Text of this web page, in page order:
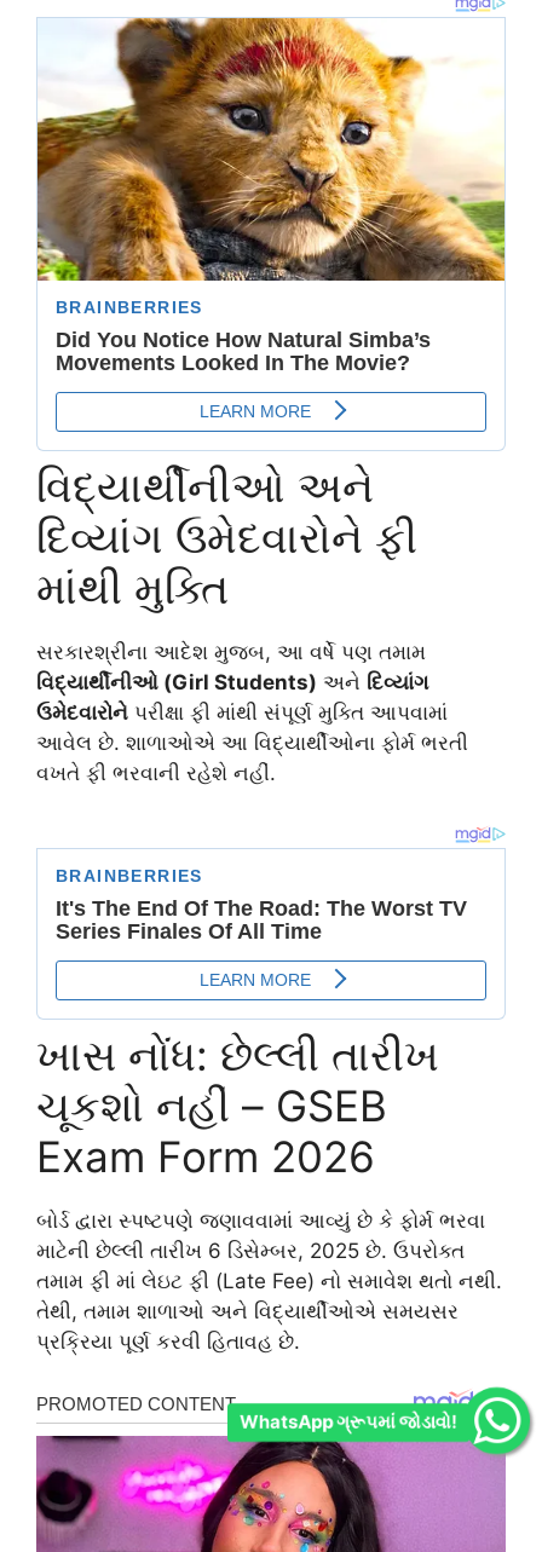
વિદ્યાર્થીનીઓ અને
દિવ્યાંગ ઉમેદવારોને ફી
માંથી મુક્તિ
સરકારશ્રીના આદેશ મુજબ, આ વર્ષે પણ તમામ
વિદ્યાર્થીનીઓ (Girl Students) અને દિવ્યાંગ
ઉમેદવારોને પરીક્ષા ફી માંથી સંપૂર્ણ મુક્તિ આપવામાં
આવેલ છે. શાળાઓએ આ વિદ્યાર્થીઓના ફોર્મ ભરતી
વખતે ફી ભરવાની રહેશે નહીં.
ખાસ નોંધ: છેલ્લી તારીખ
ચૂકશો નહીં – GSEB
Exam Form 2026
બોર્ડ દ્વારા સ્પષ્ટપણે જણાવવામાં આવ્યું છે કે ફોર્મ ભરવા
માટેની છેલ્લી તારીખ 6 ડિસેમ્બર, 2025 છે. ઉપરોક્ત
તમામ ફી માં લેઇટ ફી (Late Fee) નો સમાવેશ થતો નથી.
તેથી, તમામ શાળાઓ અને વિદ્યાર્થીઓએ સમયસર
પ્રક્રિયા પૂર્ણ કરવી હિતાવહ છે.
WhatsApp ગ્રૂપમાં જોડાવો!